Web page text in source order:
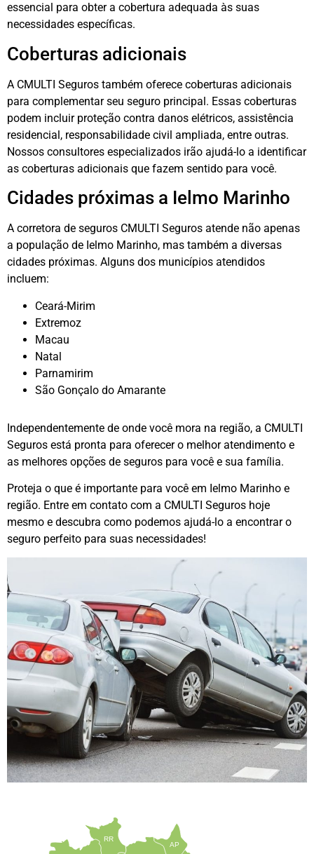
essencial para obter a cobertura adequada às suas
necessidades específicas.
Coberturas adicionais
A CMULTI Seguros também oferece coberturas adicionais
para complementar seu seguro principal. Essas coberturas
podem incluir proteção contra danos elétricos, assistência
residencial, responsabilidade civil ampliada, entre outras.
Nossos consultores especializados irão ajudá-lo a identificar
as coberturas adicionais que fazem sentido para você.
Cidades próximas a Ielmo Marinho
A corretora de seguros CMULTI Seguros atende não apenas
a população de Ielmo Marinho, mas também a diversas
cidades próximas. Alguns dos municípios atendidos
incluem:
Ceará-Mirim
Extremoz
Macau
Natal
Parnamirim
São Gonçalo do Amarante
Independentemente de onde você mora na região, a CMULTI
Seguros está pronta para oferecer o melhor atendimento e
as melhores opções de seguros para você e sua família.
Proteja o que é importante para você em Ielmo Marinho e
região. Entre em contato com a CMULTI Seguros hoje
mesmo e descubra como podemos ajudá-lo a encontrar o
seguro perfeito para suas necessidades!
AP
RR